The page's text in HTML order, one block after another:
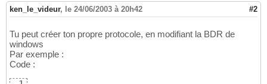
ken_le_videur, le 24/06/2003 à 20h42 #2
Tu peut créer ton propre protocole, en modifiant la BDR de
windows
Par exemple :
Code :